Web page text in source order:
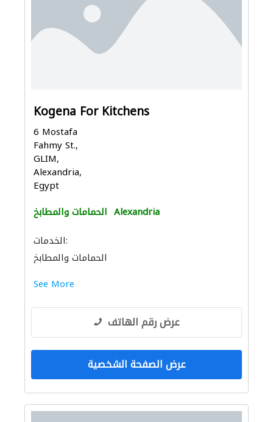
Kogena For Kitchens
6 Mostafa
Fahmy St.,
GLIM,
Alexandria,
Egypt
الحمامات والمطابخ Alexandria
الخدمات:
الحمامات والمطابخ
See More
عرض رقم الهاتف
عرض الصفحة الشخصية